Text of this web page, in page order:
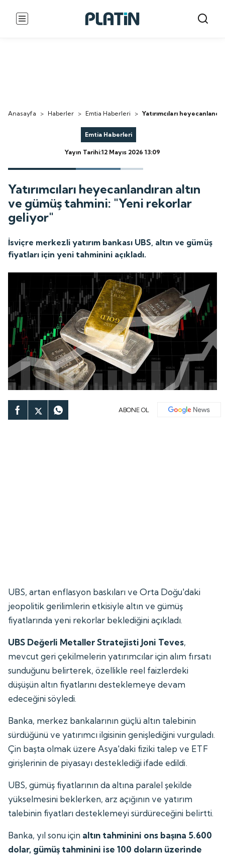
Anasayfa > Haberler > Emtia Haberleri > Yatırımcıları
Emtia Haberleri
Yayın Tarihi:12 Mayıs 2026 13:09
Yatırımcıları heyecanlandıran altın
ve gümüş tahmini: "Yeni rekorlar
geliyor"
İsviçre merkezli yatırım bankası UBS, altın ve gümüş
fiyatları için yeni tahminini açıkladı.
ABONE OL
UBS, artan enflasyon baskıları ve Orta Doğu'daki
jeopolitik gerilimlerin etkisiyle altın ve gümüş
fiyatlarında yeni rekorlar beklediğini açıkladı.
UBS Değerli Metaller Stratejisti Joni Teves,
mevcut geri çekilmelerin yatırımcılar için alım fırsatı
sunduğunu belirterek, özellikle reel faizlerdeki
düşüşün altın fiyatlarını desteklemeye devam
edeceğini söyledi.
Banka, merkez bankalarının güçlü altın talebinin
sürdüğünü ve yatırımcı ilgisinin genişlediğini vurguladı.
Çin başta olmak üzere Asya'daki fiziki talep ve ETF
girişlerinin de piyasayı desteklediği ifade edildi.
UBS, gümüş fiyatlarının da altına paralel şekilde
yükselmesini beklerken, arz açığının ve yatırım
talebinin fiyatları desteklemeyi sürdüreceğini belirtti.
Banka, yıl sonu için altın tahminini ons başına 5.600
dolar, gümüş tahminini ise 100 doların üzerinde